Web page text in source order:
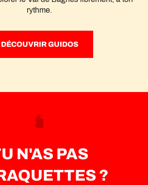
rythme.
DÉCOUVRIR GUIDOS
N'AS PAS
?